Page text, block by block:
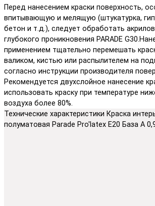
Перед нанесением краски поверхность,
впитывающую и мелящую (штукатурка,
бетон и т.д.), следует обработать
глубокого проникновения PARADE
применением тщательно перемешать
валиком, кистью или распылителем на
согласно инструкции производителя
Рекомендуется двухслойное нанесение
использовать краску при температуре
воздуха более 80%.
Технические характеристики Краска
полуматовая Parade Pro'latex Е20 База А